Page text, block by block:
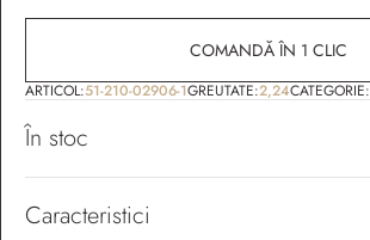
COMANDĂ ÎN 1 CLIC
ARTICOL:51-210-02906-1GREUTATE:2,24CATEGORIE:
În stoc
Caracteristici